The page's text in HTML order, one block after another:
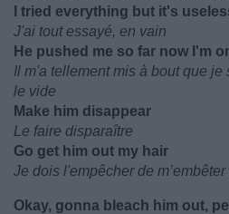
I tried everything but it's
J'ai tout essayé, en vain
He pushed me so far now I'm
Il m'a tellement mis à bout que
le vide
Make him disappear
Le faire disparaître
Go get him out my hair
Je dois l'empêcher de
Okay, gonna bleach him out,